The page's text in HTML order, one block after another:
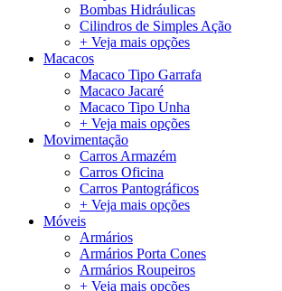
Bombas Hidráulicas
Cilindros de Simples Ação
+ Veja mais opções
Macacos
Macaco Tipo Garrafa
Macaco Jacaré
Macaco Tipo Unha
+ Veja mais opções
Movimentação
Carros Armazém
Carros Oficina
Carros Pantográficos
+ Veja mais opções
Móveis
Armários
Armários Porta Cones
Armários Roupeiros
+ Veja mais opções